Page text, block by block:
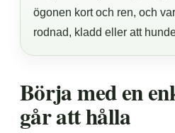
ögonen kort och ren, och
rodnad, kladd eller att
Börja med en
går att hålla